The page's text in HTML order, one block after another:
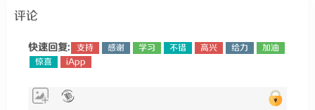
评论
快速回复: 支持 感谢 学习 不错 高兴 给力
加油
惊喜
iApp